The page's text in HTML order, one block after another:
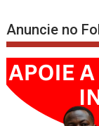
Anuncie no